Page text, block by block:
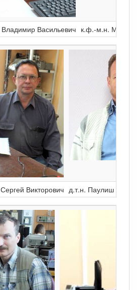
Васильевич к.ф.-м.н.
Викторович д.т.н. Паулиш